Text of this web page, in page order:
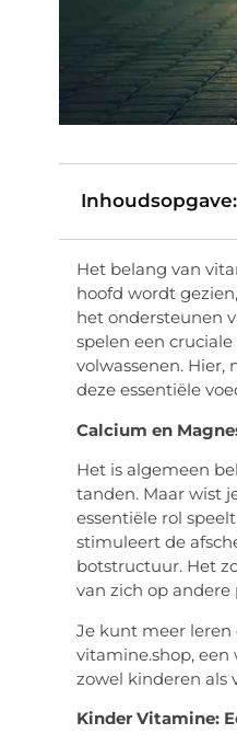
Inhoudsopgave:
Het belang van
hoofd wordt
het ondersteunen
spelen een
volwassenen.
deze essentiële
Calcium en
Het is algemeen
tanden. Maar wist
essentiële rol
stimuleert de
botstructuur. Het
van zich op
Je kunt meer leren
vitamine.shop,
zowel kinderen als
Kinder Vitamine: